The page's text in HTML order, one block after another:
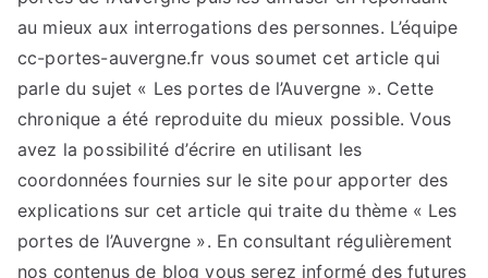
au mieux aux interrogations des personnes. L’équipe
cc-portes-auvergne.fr vous soumet cet article qui
parle du sujet « Les portes de l’Auvergne ». Cette
chronique a été reproduite du mieux possible. Vous
avez la possibilité d’écrire en utilisant les
coordonnées fournies sur le site pour apporter des
explications sur cet article qui traite du thème « Les
portes de l’Auvergne ». En consultant régulièrement
nos contenus de blog vous serez informé des futures